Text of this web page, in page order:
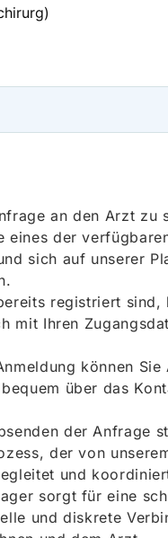
an den Arzt zu
eines der
sich auf unserer
registriert sind,
mit Ihren
können Sie
über das
der Anfrage
der von
und
sorgt für eine
und diskrete